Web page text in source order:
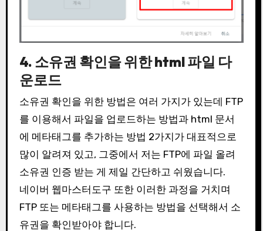
4. 소유권 확인을 위한 html 파일 다
운로드
소유권 확인을 위한 방법은 여러 가지가 있는데 FTP
를 이용해서 파일을 업로드하는 방법과 html 문서
에 메타태그를 추가하는 방법 2가지가 대표적으로
많이 알려져 있고, 그중에서 저는 FTP에 파일 올려
소유권 인증 받는 게 제일 간단하고 쉬웠습니다.
네이버 웹마스터도구 또한 이러한 과정을 거치며
FTP 또는 메타태그를 사용하는 방법을 선택해서 소
유권을 확인받아야 합니다.